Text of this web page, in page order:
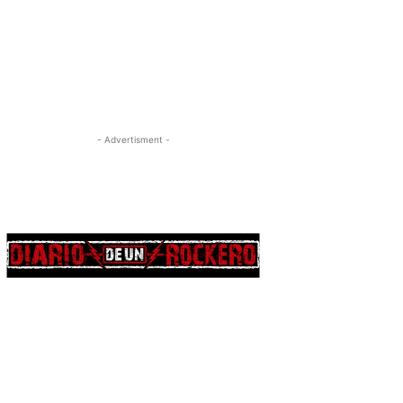
- Advertisment -